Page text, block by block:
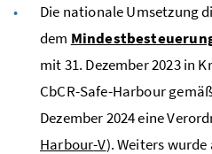
Die nationale Umsetzung
dem
mit 31. Dezember 2023 in
CbCR-Safe-Harbour
Dezember 2024 eine
Harbour-V). Weiters wurde